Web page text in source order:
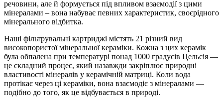
речовини, але й формується під впливом взаємодії з цими
мінералами – вона набуває певних характеристик, своєрідного
мінерального відбитка.
Наші фільтрувальні картриджі містять 21 різний вид
високопористої мінеральної кераміки. Кожна з цих керамік
була обпалена при температурі понад 1000 градусів Цельсія —
це складний процес, який назавжди закріплює природні
властивості мінералів у керамічній матриці. Коли вода
протікає через ці кераміки, вона взаємодіє з мінералами —
подібно до того, як це відбувається в природі.